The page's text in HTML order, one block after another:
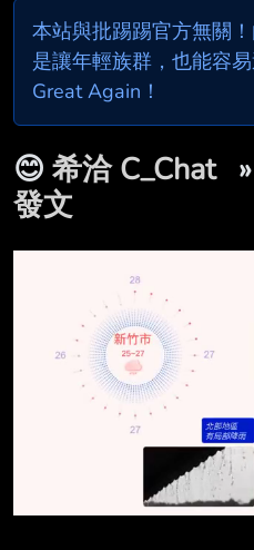
本站與批踢踢官方無關
是讓年輕族群，也能容
Great Again！
😊 希洽 C_Chat »
發文